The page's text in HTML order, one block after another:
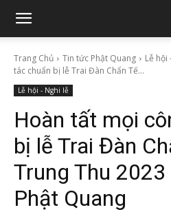
Trang Chủ Tin tức Phật Quang Lễ hội
tác chuẩn bị lễ Trai Đàn Chẩn Tế...
Lễ hội - Nghi lễ
Hoàn tất mọi
bị lễ Trai Đàn
Trung Thu 2023
Phật Quang